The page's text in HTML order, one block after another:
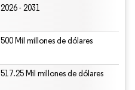
2026 - 2031
500 Mil millones de dólares
517.25 Mil millones de dólares